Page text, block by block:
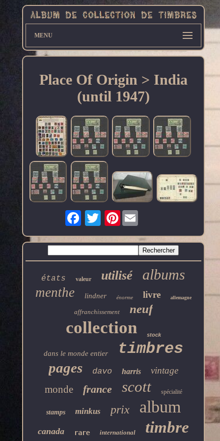
MENU
Place Of Origin > India
(until 1947)
Pinterest
états valeur utilisé albums
menthe lindner énorme livre allemagne
affranchissement neuf
collection stock
dans le monde entier timbres
pages davo harris vintage
monde france scott spécialité
stamps minkus prix album
canada rare international timbre